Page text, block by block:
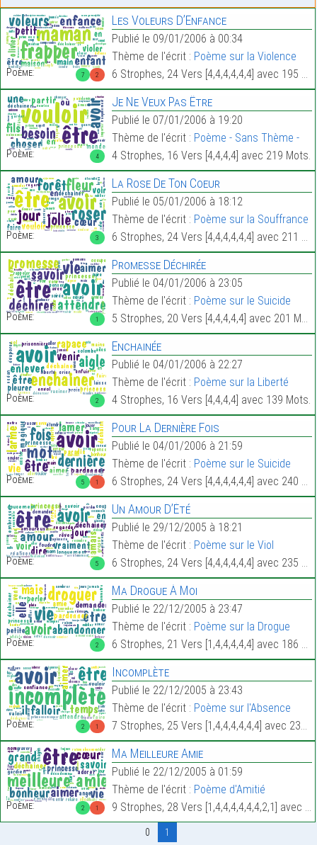
7 2
Poème:
Les Voleurs D’Enfance
Publié le 09/01/2006 à 00:34
Thème de l'écrit : Poème sur la Violence
6 Strophes, 24 Vers [4,4,4,4,4,4] avec 195 Mots.
4
Poème:
Je Ne Veux Pas Être
Publié le 07/01/2006 à 19:20
Thème de l'écrit : Poème - Sans Thème -
4 Strophes, 16 Vers [4,4,4,4] avec 219 Mots.
3
Poème:
La Rose De Ton Coeur
Publié le 05/01/2006 à 18:12
Thème de l'écrit : Poème sur la Souffrance
6 Strophes, 24 Vers [4,4,4,4,4,4] avec 211 Mots.
1
Poème:
Promesse Déchirée
Publié le 04/01/2006 à 23:05
Thème de l'écrit : Poème sur le Suicide
5 Strophes, 20 Vers [4,4,4,4,4] avec 201 Mots.
2
Poème:
Enchainée
Publié le 04/01/2006 à 22:27
Thème de l'écrit : Poème sur la Liberté
4 Strophes, 16 Vers [4,4,4,4] avec 139 Mots.
5 1
Poème:
Pour La Dernière Fois
Publié le 04/01/2006 à 21:59
Thème de l'écrit : Poème sur le Suicide
6 Strophes, 24 Vers [4,4,4,4,4,4] avec 240 Mots.
5
Poème:
Un Amour D’Été
Publié le 29/12/2005 à 18:21
Thème de l'écrit : Poème sur le Viol
6 Strophes, 24 Vers [4,4,4,4,4,4] avec 235 Mots.
2
Poème:
Ma Drogue À Moi
Publié le 22/12/2005 à 23:47
Thème de l'écrit : Poème sur la Drogue
6 Strophes, 21 Vers [1,4,4,4,4,4] avec 186 Mots.
2 1
Poème:
Incomplète
Publié le 22/12/2005 à 23:43
Thème de l'écrit : Poème sur l'Absence
7 Strophes, 25 Vers [1,4,4,4,4,4,4] avec 234 Mots.
2 1
Poème:
Ma Meilleure Amie
Publié le 22/12/2005 à 01:59
Thème de l'écrit : Poème d'Amitié
9 Strophes, 28 Vers [1,4,4,4,4,4,4,2,1] avec 218 Mots.
0 1